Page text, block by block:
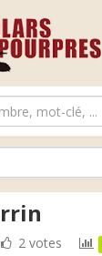
2 votes